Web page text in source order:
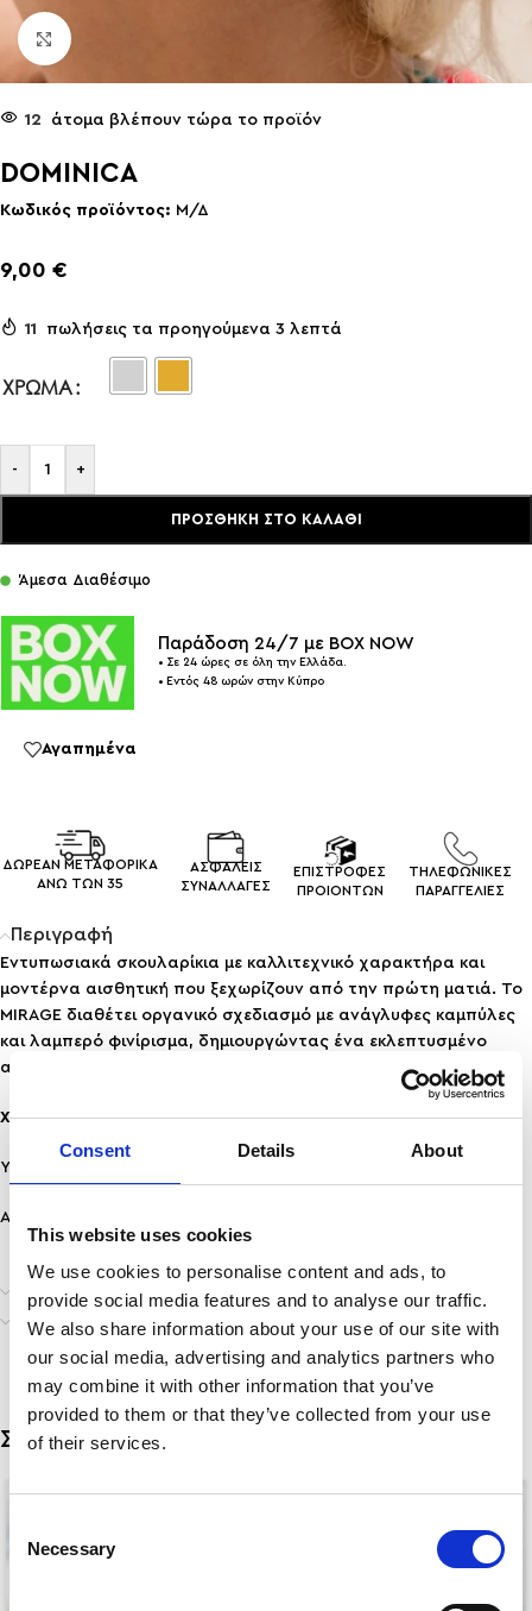
Consent Details About
This website uses cookies
We use cookies to personalise content and ads, to
provide social media features and to analyse our traffic.
We also share information about your use of our site with
our social media, advertising and analytics partners who
may combine it with other information that you’ve
provided to them or that they’ve collected from your use
of their services.
Selection
Necessary
Click to enlarge
12 άτομα βλέπουν τώρα το προϊόν
DOMINICA
Κωδικός προϊόντος: Μ/Δ
9,00 €
11 πωλήσεις τα προηγούμενα 3 λεπτά
ΧΡΏΜΑ
- +
ΠΡΟΣΘΉΚΗ ΣΤΟ ΚΑΛΆΘΙ
Άμεσα Διαθέσιμο
Παράδοση 24/7 με BOX NOW
• Σε 24 ώρες σε όλη την Ελλάδα.
• Εντός 48 ωρών στην Κύπρο
Αγαπημένα
ΔΩΡΕΑΝ ΜΕΤΑΦΟΡΙΚΑ
ΑΝΩ ΤΩΝ 35
ΑΣΦΑΛΕΙΣ
ΣΥΝΑΛΛΑΓEΣ
ΕΠΙΣΤΡΟΦΕΣ
ΠΡΟΙΟΝΤΩΝ
ΤΗΛΕΦΩΝΙΚΕΣ
ΠΑΡΑΓΓΕΛΙΕΣ
Περιγραφή
Εντυπωσιακά σκουλαρίκια με καλλιτεχνικό χαρακτήρα και
μοντέρνα αισθητική που ξεχωρίζουν από την πρώτη ματιά. Το
MIRAGE διαθέτει οργανικό σχεδιασμό με ανάγλυφες καμπύλες
και λαμπερό φινίρισμα, δημιουργώντας ένα εκλεπτυσμένο
αποτέλεσμα που θυμίζει έργο τέχνης.
Χαρακτηριστικά:
Υλικό: Ανοξείδωτο Ατσάλι
Ανθεκτικότητα: Ανθεκτικό σε νερό & άρωμα, δε μαυρίζει!
Επιπλέον πληροφορίες
Αποστολή & Παράδοση
Σχετικά προϊόντα